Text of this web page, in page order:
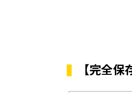
【完全